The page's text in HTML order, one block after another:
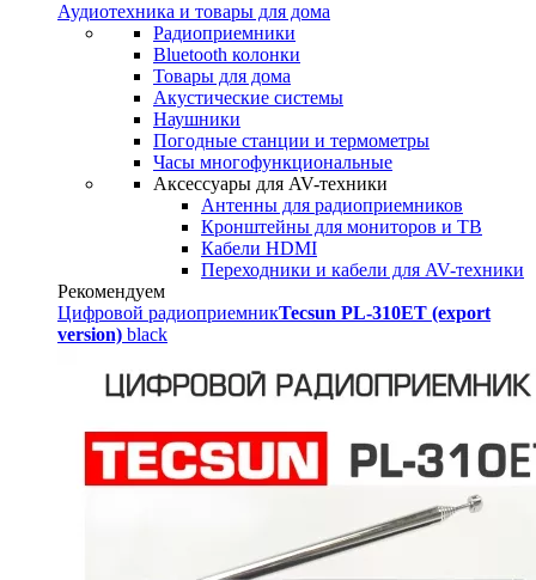
Аудиотехника и товары для дома
Радиоприемники
Bluetooth колонки
Товары для дома
Акустические системы
Наушники
Погодные станции и термометры
Часы многофункциональные
Аксессуары для AV-техники
Антенны для радиоприемников
Кронштейны для мониторов и ТВ
Кабели HDMI
Переходники и кабели для AV-техники
Рекомендуем
Цифровой радиоприемникTecsun PL-310ET (export
version) black